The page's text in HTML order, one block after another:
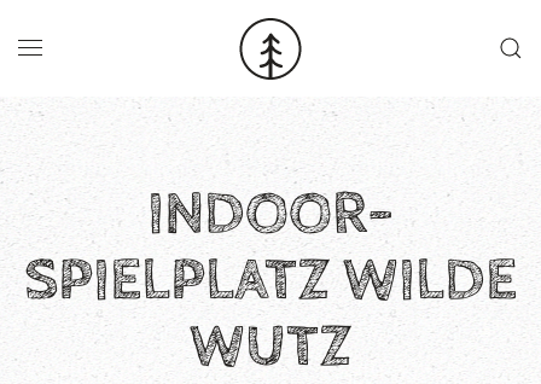
Skip to main content
INDOOR-
SPIELPLATZ WILDE
WUTZ